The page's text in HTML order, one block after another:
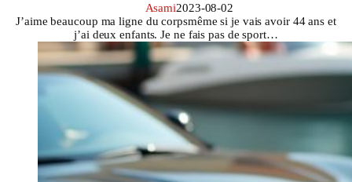
Asami2023-08-02
J’aime beaucoup ma ligne du corpsmême si je vais avoir 44 ans et
j’ai deux enfants. Je ne fais pas de sport…